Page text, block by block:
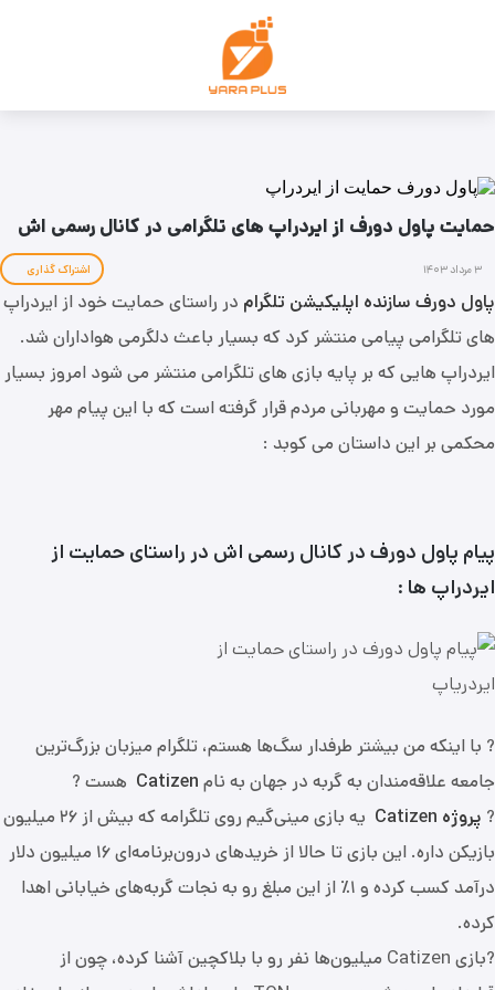
حمایت پاول دورف از ایردراپ های تلگرامی در کانال رسمی اش
۳ مرداد ۱۴۰۳ اشتراک گذاری
پاول دورف سازنده اپلیکیشن تلگرام در راستای حمایت خود از ایردراپ
های تلگرامی پیامی منتشر کرد که بسیار باعث دلگرمی هواداران شد.
ایردراپ هایی که بر پایه بازی های تلگرامی منتشر می شود امروز بسیار
مورد حمایت و مهربانی مردم قرار گرفته است که با این پیام مهر
محکمی بر این داستان می کوبد :
پیام پاول دورف در کانال رسمی اش در راستای حمایت از
ایردراپ ها :
? با اینکه من بیشتر طرفدار سگ‌ها هستم، تلگرام میزبان بزرگ‌ترین
جامعه علاقه‌مندان به گربه در جهان به نام Catizen هست ?
? پروژه Catizen
یه بازی مینی‌گیم روی تلگرامه که بیش از ۲۶ میلیون
بازیکن داره. این بازی تا حالا از خریدهای درون‌برنامه‌ای ۱۶ میلیون دلار
درآمد کسب کرده و ۱٪ از این مبلغ رو به نجات گربه‌های خیابانی اهدا
کرده.
?بازی Catizen میلیون‌ها نفر رو با بلاکچین آشنا کرده، چون از